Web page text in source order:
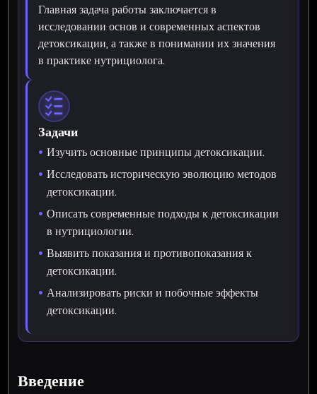
Главная задача работы заключается в
исследовании основ и современных аспектов
детоксикации, а также в понимании их значения
в практике нутрициолога.
Задачи
Изучить основные принципы детоксикации.
Исследовать историческую эволюцию методов
детоксикации.
Описать современные подходы к детоксикации
в нутрициологии.
Выявить показания и противопоказания к
детоксикации.
Анализировать риски и побочные эффекты
детоксикации.
Введение